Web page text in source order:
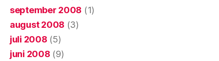
september 2008 (1)
august 2008 (3)
juli 2008 (5)
juni 2008 (9)